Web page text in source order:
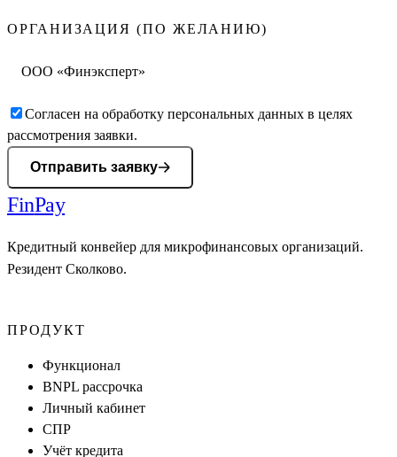
ОРГАНИЗАЦИЯ (ПО ЖЕЛАНИЮ)
Согласен на обработку персональных данных в целях
рассмотрения заявки.
Отправить заявку
FinPay
Кредитный конвейер для микрофинансовых организаций.
Резидент Сколково.
ПРОДУКТ
Функционал
BNPL рассрочка
Личный кабинет
СПР
Учёт кредита